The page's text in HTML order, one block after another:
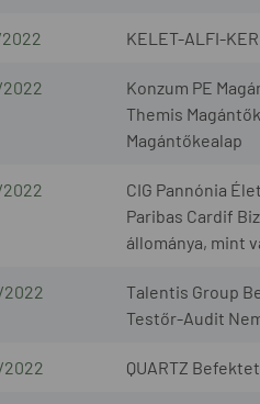
KELET-ALFI-
Konzum PE
Themis
Magántőkealap
CIG Pannónia
Paribas Cardif
állománya, mint
2022
Talentis Group
Testőr-Audit
2022 QUARTZ